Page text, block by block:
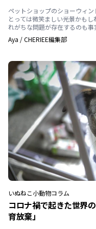
ペットショップのショーウィ
とっては微笑ましい光景かも
れがちな問題が存在するのも事
Aya /CHERIEE編集部
いぬねこ小動物コラム
コロナ禍で起きた世界
育放棄」